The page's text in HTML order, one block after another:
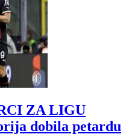
ZA LIGU
dobila petardu